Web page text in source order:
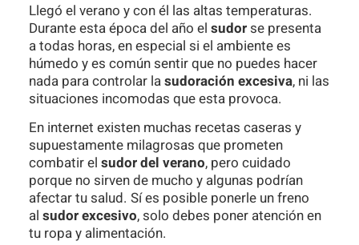
Llegó el verano y con él las altas temperaturas.
Durante esta época del año el sudor se presenta
a todas horas, en especial si el ambiente es
húmedo y es común sentir que no puedes hacer
nada para controlar lasudoración excesiva, ni las
situaciones incomodas que esta provoca.
En internet existen muchas recetas caseras y
supuestamente milagrosas que prometen
combatir el sudor del verano, pero cuidado
porque no sirven de mucho y algunas podrían
afectar tu salud. Sí es posible ponerle un freno
al sudor excesivo, solo debes poner atención en
tu ropa y alimentación.